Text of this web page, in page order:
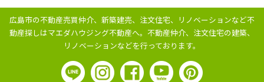
広島市の不動産売買仲介、新築建売、注文住宅、リノベーションなど不
動産探しはマエダハウジング不動産へ。 不動産仲介、注文住宅の建築、
リノベーションなどを行っております。